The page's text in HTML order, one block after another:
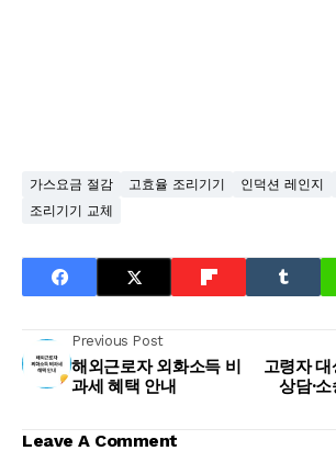
가스요금 절감 고효율 조리기기 인덕션 레인지
조리기기 교체
Previous Post
해외근로자 외화소득 비
과세 혜택 안내
고령자
상담·
Leave A Comment